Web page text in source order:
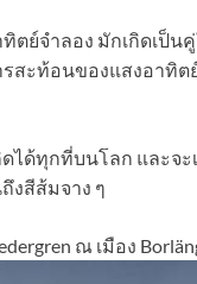
ตย์จำลอง มักเกิดเป็
สะท้อนของแสงอาทิ
ได้ทุกที่บนโลก และจ
งสีส้มจาง ๆ
ณ เมือง